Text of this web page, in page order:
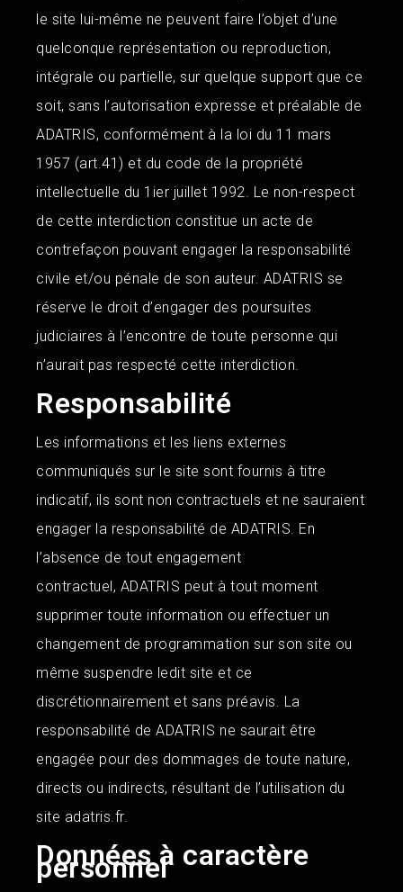
le site lui-même ne peuvent faire l’objet d’une
quelconque représentation ou reproduction,
intégrale ou partielle, sur quelque support que ce
soit, sans l’autorisation expresse et préalable de
ADATRIS, conformément à la loi du 11 mars
1957 (art.41) et du code de la propriété
intellectuelle du 1ier juillet 1992. Le non-respect
de cette interdiction constitue un acte de
contrefaçon pouvant engager la responsabilité
civile et/ou pénale de son auteur. ADATRIS se
réserve le droit d’engager des poursuites
judiciaires à l’encontre de toute personne qui
n’aurait pas respecté cette interdiction.
Responsabilité
Les informations et les liens externes
communiqués sur le site sont fournis à titre
indicatif, ils sont non contractuels et ne sauraient
engager la responsabilité de ADATRIS. En
l’absence de tout engagement
contractuel, ADATRIS peut à tout moment
supprimer toute information ou effectuer un
changement de programmation sur son site ou
même suspendre ledit site et ce
discrétionnairement et sans préavis. La
responsabilité deADATRIS ne saurait être
engagée pour des dommages de toute nature,
directs ou indirects, résultant de l’utilisation du
site adatris.fr.
Données à caractère
personnel